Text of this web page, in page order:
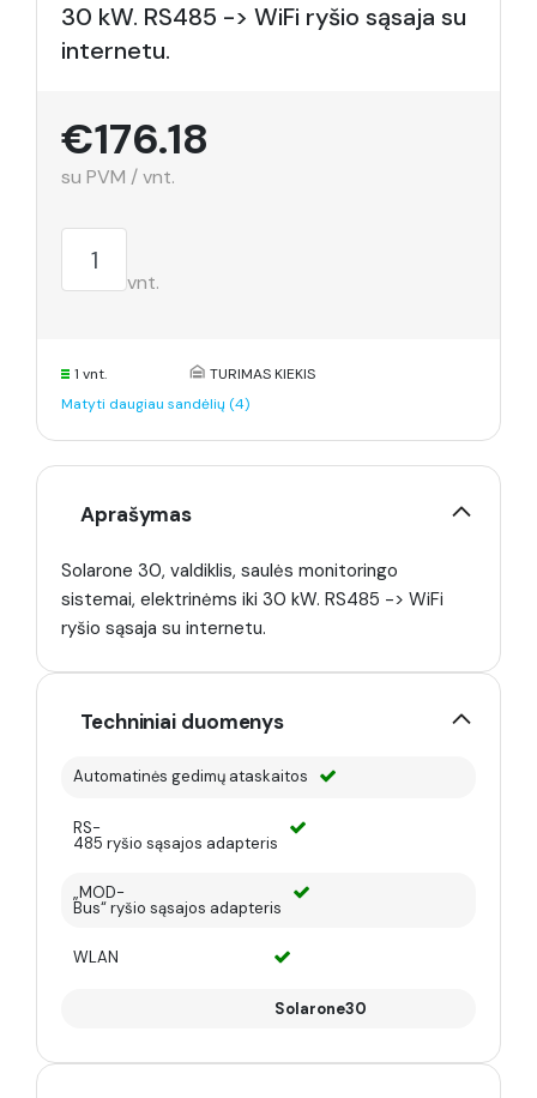
30 kW. RS485 -> WiFi ryšio sąsaja su
internetu.
€176.18
su PVM / vnt.
vnt.
1 vnt.
TURIMAS KIEKIS
Matyti daugiau sandėlių (4)
Aprašymas
Solarone 30, valdiklis, saulės monitoringo
sistemai, elektrinėms iki 30 kW. RS485 -> WiFi
ryšio sąsaja su internetu.
Techniniai duomenys
Automatinės gedimų ataskaitos
RS-
485 ryšio sąsajos adapteris
„MOD-
Bus“ ryšio sąsajos adapteris
WLAN
Solarone30